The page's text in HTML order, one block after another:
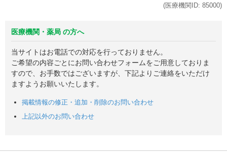
(医療機関ID: 85000)
医療機関・薬局 の方へ
当サイトはお電話での対応を行っておりません。
ご希望の内容ごとにお問い合わせフォームをご用意しておりま
すので、お手数ではございますが、下記よりご連絡をいただけ
ますようお願いいたします。
掲載情報の修正・追加・削除のお問い合わせ
上記以外のお問い合わせ